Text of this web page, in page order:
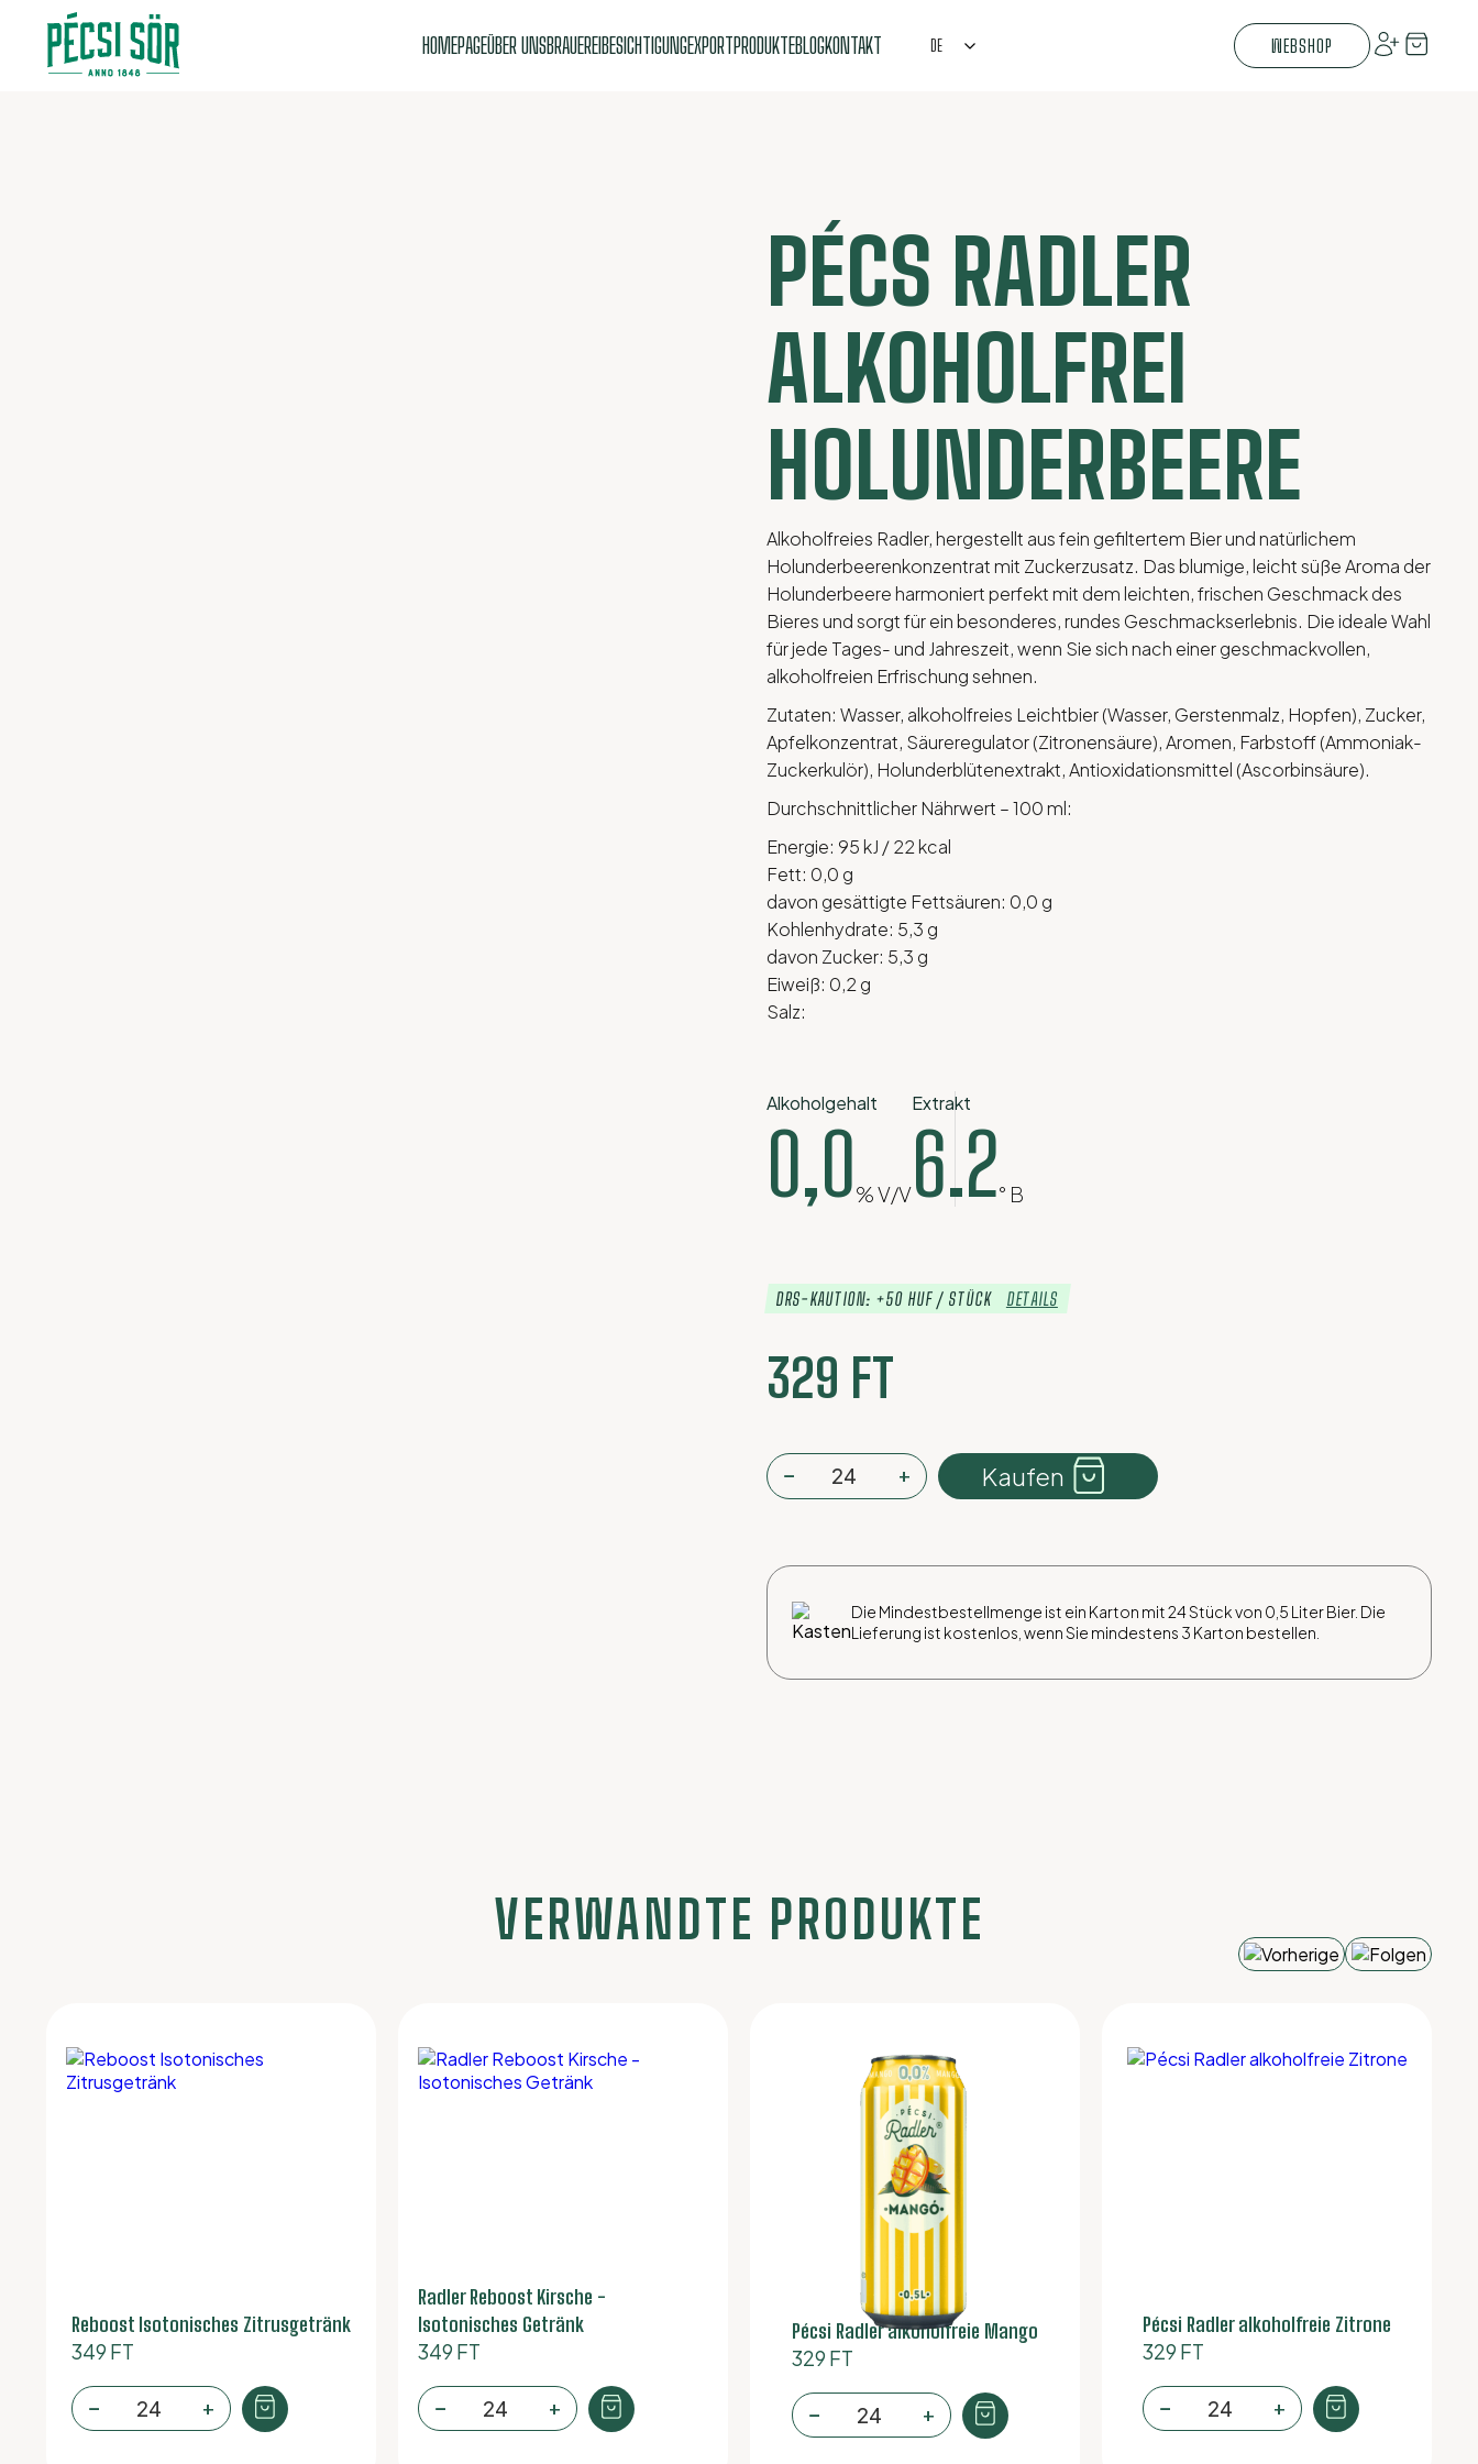
HOMEPAGEÜBER UNSBRAUEREIBESICHTIGUNGEXPORTPRODUKTEBLOGKONTAKT DE WEBSHOP
PÉCS RADLER
ALKOHOLFREI
HOLUNDERBEERE
Alkoholfreies Radler, hergestellt aus fein gefiltertem Bier und natürlichem
Holunderbeerenkonzentrat mit Zuckerzusatz. Das blumige, leicht süße Aroma der
Holunderbeere harmoniert perfekt mit dem leichten, frischen Geschmack des
Bieres und sorgt für ein besonderes, rundes Geschmackserlebnis. Die ideale Wahl
für jede Tages- und Jahreszeit, wenn Sie sich nach einer geschmackvollen,
alkoholfreien Erfrischung sehnen.
Zutaten: Wasser, alkoholfreies Leichtbier (Wasser, Gerstenmalz, Hopfen), Zucker,
Apfelkonzentrat, Säureregulator (Zitronensäure), Aromen, Farbstoff (Ammoniak-
Zuckerkulör), Holunderblütenextrakt, Antioxidationsmittel (Ascorbinsäure).
Durchschnittlicher Nährwert – 100 ml:
Energie: 95 kJ / 22 kcal
Fett: 0,0 g
davon gesättigte Fettsäuren: 0,0 g
Kohlenhydrate: 5,3 g
davon Zucker: 5,3 g
Eiweiß: 0,2 g
Salz:
Alkoholgehalt
0,0% V/V
Extrakt
6.2° B
DRS-KAUTION: +50 HUF / STÜCK DETAILS
329 FT
−
Pécsi
Radler
+ Kaufen
Die Mindestbestellmenge ist ein Karton mit 24 Stück von 0,5 Liter Bier. Die
Lieferung ist kostenlos, wenn Sie mindestens 3 Karton bestellen.
VERWANDTE PRODUKTE
Reboost Isotonisches Zitrusgetränk
349 FT
−
Reboost
Isotonic
+
Radler Reboost Kirsche -
Isotonisches Getränk
349 FT
−
Radler
Reboost
+
Pécsi Radler alkoholfreie Mango
329 FT
−
Pécsi
Radler
+
Pécsi Radler alkoholfreie Zitrone
329 FT
−
Pécsi
Radler
+